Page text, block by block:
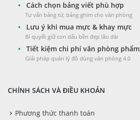
• Cách chọn bảng viết phù hợp
Tư vấn bảng từ, bảng ghim cho văn phòng
• Lưu ý khi mua mực & khay mực
Bí quyết giữ con dấu bền đẹp lâu dài
• Tiết kiệm chi phí văn phòng phẩm
Giải pháp quản lý đồ dùng văn phòng 4.0
CHÍNH SÁCH VÀ ĐIỀU KHOẢN
Phương thức thanh toán